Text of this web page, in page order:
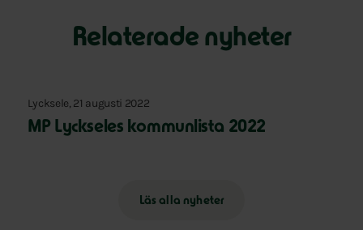
Relaterade nyheter
Lycksele, 21 augusti 2022
MP Lyckseles kommunlista 2022
Läs alla nyheter